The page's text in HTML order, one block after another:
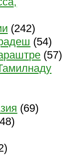
(242)
(54)
(57)
(69)